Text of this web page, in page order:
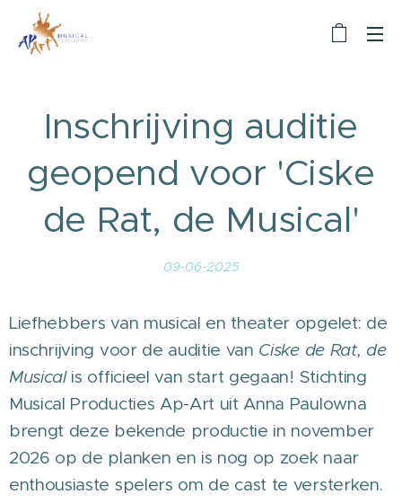
Inschrijving auditie
geopend voor 'Ciske
de Rat, de Musical'
09-06-2025
Liefhebbers van musical en theater opgelet: de
inschrijving voor de auditie van Ciske de Rat, de
Musicalis officieel van start gegaan! Stichting
Musical Producties Ap-Art uit Anna Paulowna
brengt deze bekende productie in november
2026 op de planken en is nog op zoek naar
enthousiaste spelers om de cast te versterken.